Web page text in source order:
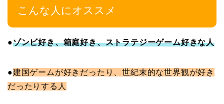
こんな人にオススメ
●ゾンビ好き、箱庭好き、ストラテジーゲーム好きな人
●建国ゲームが好きだったり、世紀末的な世界観が好き
だったりする人